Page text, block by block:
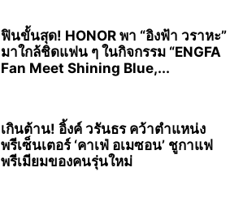
ฟินขั้นสุด! HONOR พา “อิงฟ้า วราหะ”
มาใกล้ชิดแฟน ๆ ในกิจกรรม “ENGFA
Fan Meet Shining Blue,...
เกินต้าน! อิ้งค์ วรันธร คว้าตำแหน่ง
พรีเซ็นเตอร์ ‘คาเฟ่ อเมซอน’ ชูกาแฟ
พรีเมียมของคนรุ่นใหม่